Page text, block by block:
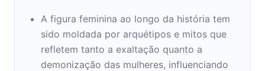
A figura feminina ao longo da história tem
sido moldada por arquétipos e mitos que
refletem tanto a exaltação quanto a
demonização das mulheres, influenciando